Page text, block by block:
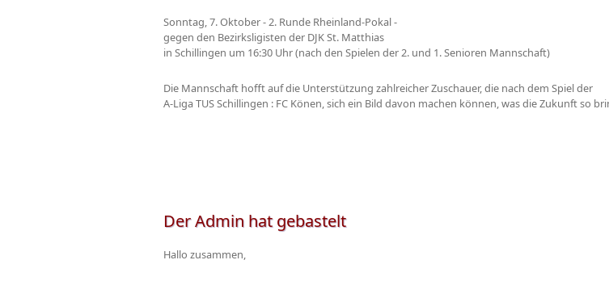
Sonntag, 7. Oktober - 2. Runde Rheinland-Pokal -
gegen den Bezirksligisten der DJK St. Matthias
in Schillingen um 16:30 Uhr (nach den Spielen der 2. und 1. Senioren Mannschaft)
Die Mannschaft hofft auf die Unterstützung zahlreicher Zuschauer, die nach dem Spiel der
A-Liga TUS Schillingen : FC Könen, sich ein Bild davon machen können, was die Zukunft so
Der Admin hat gebastelt
Hallo zusammen,